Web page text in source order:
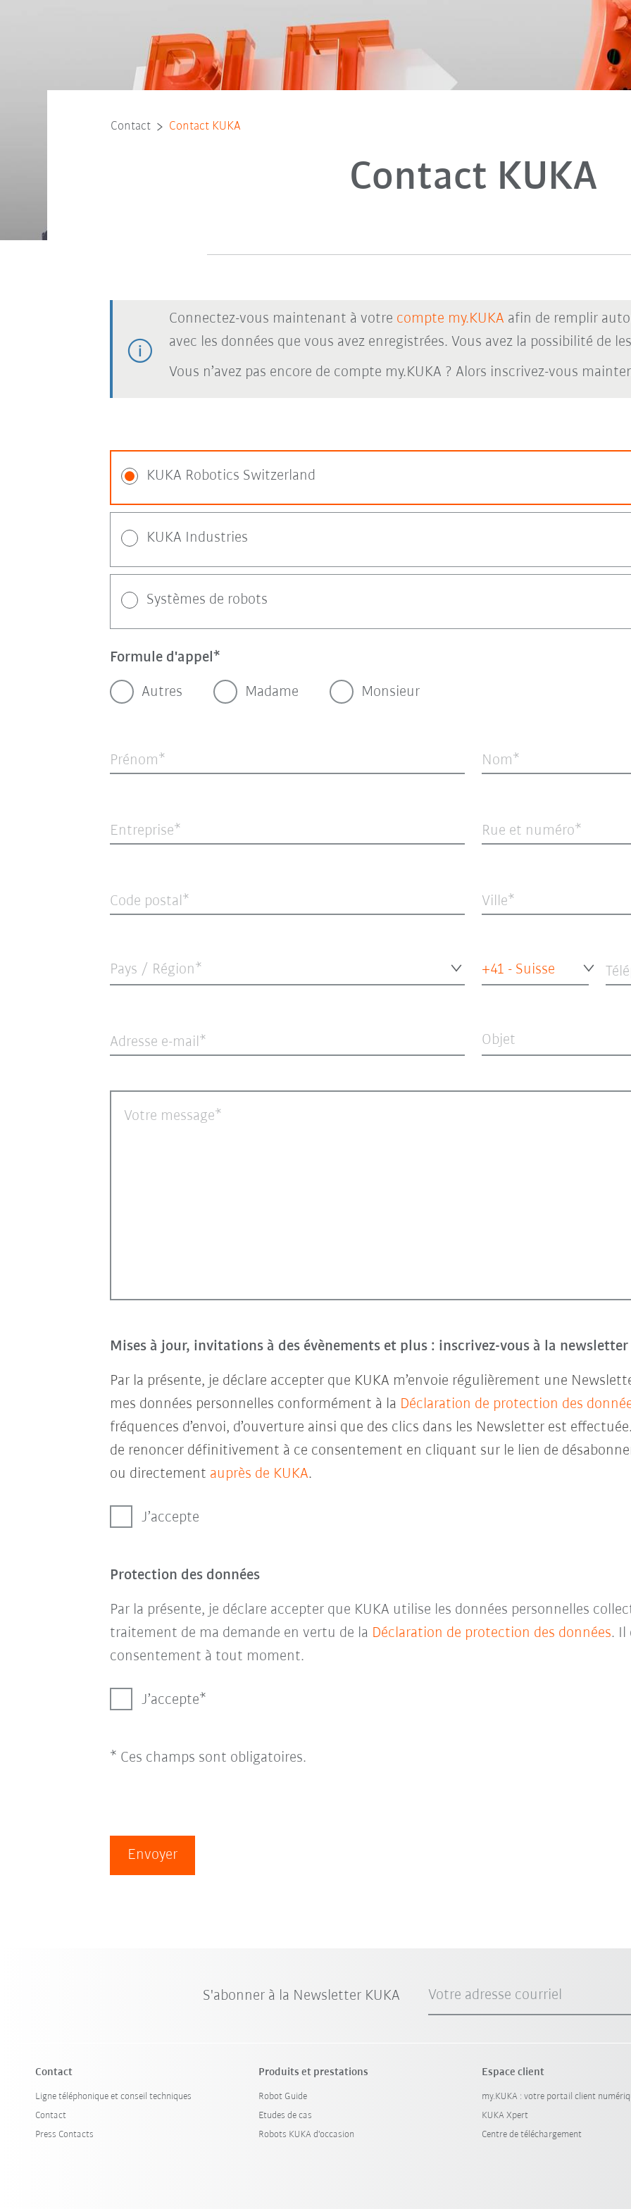
Contact Contact KUKA
Contact KUKA
Connectez-vous maintenant à votre compte my.KUKA afin de remplir
avec les données que vous avez enregistrées. Vous avez la possibilité de
Vous n’avez pas encore de compte my.KUKA ? Alors inscrivez-vous
KUKA Robotics Switzerland
KUKA Industries
Systèmes de robots
Formule d'appel
Autres Madame Monsieur
Prénom Nom
Entreprise Rue et numéro
Code postal Ville
Pays / Région* +41 - Suisse
Adresse e-mail Objet
Votre message
Mises à jour, invitations à des évènements et plus : inscrivez-vous à la newsletter
Par la présente, je déclare accepter que KUKA m’envoie régulièrement une
mes données personnelles conformément à la Déclaration de protection des
fréquences d’envoi, d’ouverture ainsi que des clics dans les Newsletter est
de renoncer définitivement à ce consentement en cliquant sur le lien de
ou directement auprès de KUKA.
J’accepte
Protection des données
Par la présente, je déclare accepter que KUKA utilise les données personnelles
traitement de ma demande en vertu de la Déclaration de protection des données. Il
consentement à tout moment.
J’accepte
* Ces champs sont obligatoires.
Envoyer
S'abonner à la Newsletter KUKA Votre adresse courriel
Contact
Ligne téléphonique et conseil techniques
Contact
Press Contacts
Produits et prestations
Robot Guide
Etudes de cas
Robots KUKA d'occasion
Espace client
my.KUKA : votre portail client
KUKA Xpert
Centre de téléchargement